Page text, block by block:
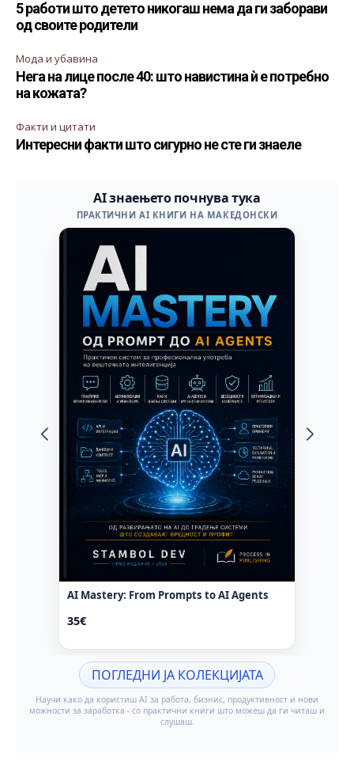
5 работи што детето никогаш нема да ги заборави
од своите родители
Мода и убавина
Нега на лице после 40: што навистина ѝ е потребно
на кожата?
Факти и цитати
Интересни факти што сигурно не сте ги знаеле